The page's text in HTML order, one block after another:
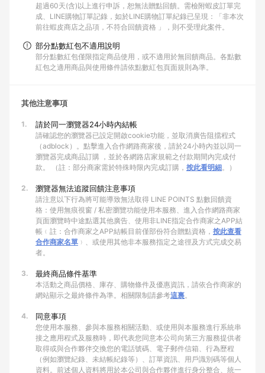
超過60天(含)以上進行申訴，恕無法贈點回饋。需檢附蝦皮訂單完
成、LINE購物訂單記錄，如於LINE購物訂單紀錄已呈現：「非本次
前往蝦皮商店之品項，不符合回饋資格 」，則不受理此案件。
部分點數紅包不適用說明
部分點數紅包僅限指定商品使用，或不適用於無回饋商品。各點數
紅包之適用商品與使用條件請依點數紅包頁面規則為準。
其他注意事項
1. 請於同一瀏覽器24小時內結帳
請確認您的瀏覽器已設定開啟cookie功能，並取消廣告阻擋程式
（adblock）。點擊進入合作網路商家後，請於24小時內並以同一
瀏覽器完成商品訂購 ，並於各網路店家規範之付款期間內完成付
款。 （註：部分商家需於特殊時限內完成訂購， 按此看明細。）
2. 瀏覽器無法追蹤回饋注意事項
請注意以下行為將可能導致無法取得 LINE POINTS 點數回饋資
格：使用無痕視窗 / 私密瀏覽功能使用本服務、進入合作網路商家
頁面瀏覽時中途點選其他廣告、使用非LINE指定合作商家之APP結
帳﹙註：合作商家之APP結帳目前僅部份符合贈點資格， 按此查看
合作商家名單 ﹚、或使用其他非本服務指定之途徑及方式完成交易
者。
3. 最終商品條件基準
本活動之商品價格、庫存、購物條件及優惠資訊，請依合作商家的
網站顯示之最終條件為準。相關限制請參考這裏。
4. 同意事項
您使用本服務、參與本服務相關活動、或使用與本服務進行系統串
接之應用程式及服務時，即代表您同意本公司向第三方服務提供者
取得或與合作夥伴交換您的電話號碼、電子郵件信箱、行為歷程
（例如瀏覽紀錄、未結帳紀錄等）、訂單資訊、用戶識別碼等個人
資料。前述個人資料將用於本公司與合作夥伴進行身分整合、統一